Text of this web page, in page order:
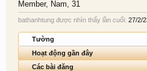
Member, Nam, 31
bathanhtung được nhìn thấy lần cuối: 27/2/
Tường
Hoạt động gần đây
Các bài đăng